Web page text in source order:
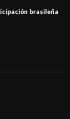
brasileña